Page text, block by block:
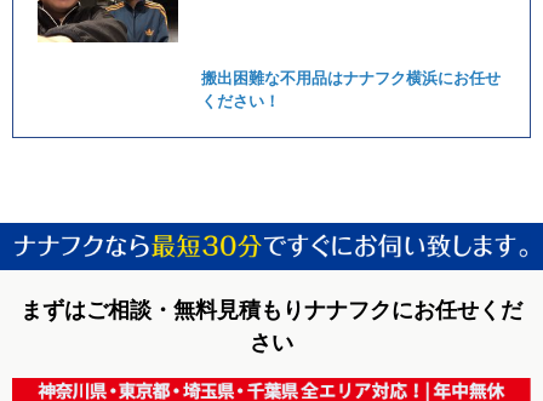
搬出困難な不用品はナナフク横浜にお任せ
ください！
まずはご相談・無料見積もりナナフクにお任せくだ
さい